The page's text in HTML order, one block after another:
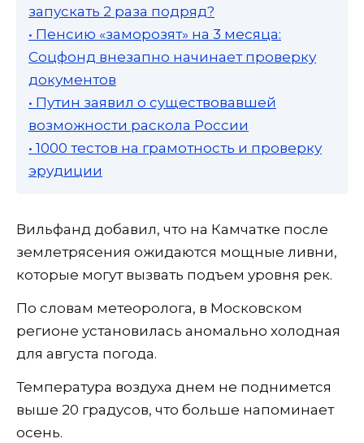
запускать 2 раза подряд?
• Пенсию «заморозят» на 3 месяца:
Соцфонд внезапно начинает проверку
документов
• Путин заявил о существовавшей
возможности раскола России
• 1000 тестов на грамотность и проверку
эрудиции
Вильфанд добавил, что на Камчатке после
землетрясения ожидаются мощные ливни,
которые могут вызвать подъем уровня рек.
По словам метеоролога, в Московском
регионе установилась аномально холодная
для августа погода.
Температура воздуха днем не поднимется
выше 20 градусов, что больше напоминает
осень.